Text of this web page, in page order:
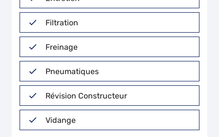
Filtration
Freinage
Pneumatiques
Révision Constructeur
Vidange